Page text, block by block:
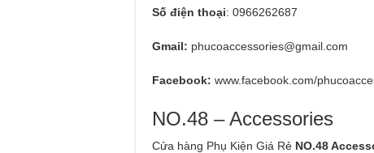
Số điện thoại: 0966262687
Gmail: phucoaccessories@gmail.com
Facebook: www.facebook.com/
NO.48 – Accessories
Cửa hàng Phụ Kiện Giá Rẻ NO.48